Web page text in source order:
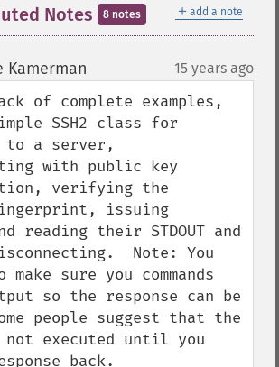
＋ add a note
Notes 8 notes
Kamerman 15 years ago
of complete examples,
SSH2 class for
to a server,
with public key
verifying the
issuing
reading their STDOUT and
Note: You
make sure you commands
so the response can be
people suggest that the
not executed until you